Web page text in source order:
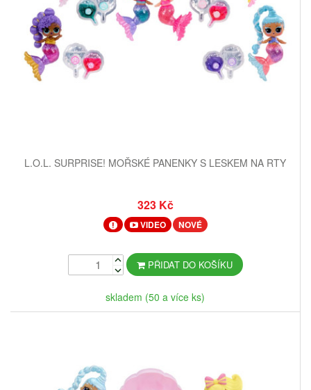
L.O.L. SURPRISE! MOŘSKÉ PANENKY S LESKEM NA RTY
323 Kč
VIDEO NOVÉ
PŘIDAT DO KOŠÍKU
skladem (50 a více ks)